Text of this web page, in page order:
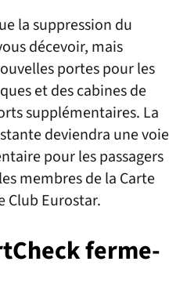
la suppression du
décevoir, mais
portes pour les
et des cabines de
supplémentaires. La
deviendra une voie
pour les passagers
membres de la Carte
Club Eurostar.
ferme-